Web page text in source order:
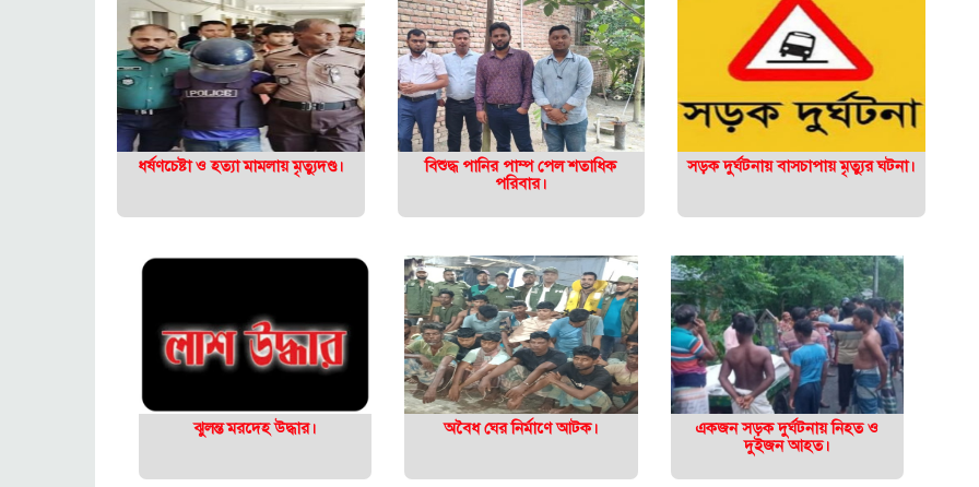
ধর্ষণচেষ্টা ও হত্যা মামলায় মৃত্যুদণ্ড।
বিশুদ্ধ পানির পাম্প পেল শতাধিক
পরিবার।
সড়ক দুর্ঘটনায় বাসচাপায় মৃত্যুর ঘটনা।
ঝুলন্ত মরদেহ উদ্ধার। অবৈধ ঘের নির্মাণে আটক।
একজন সড়ক দুর্ঘটনায় নিহত ও
দুইজন আহত।